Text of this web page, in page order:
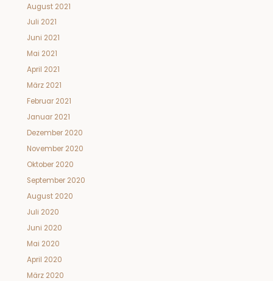
August 2021
Juli 2021
Juni 2021
Mai 2021
April 2021
März 2021
Februar 2021
Januar 2021
Dezember 2020
November 2020
Oktober 2020
September 2020
August 2020
Juli 2020
Juni 2020
Mai 2020
April 2020
März 2020